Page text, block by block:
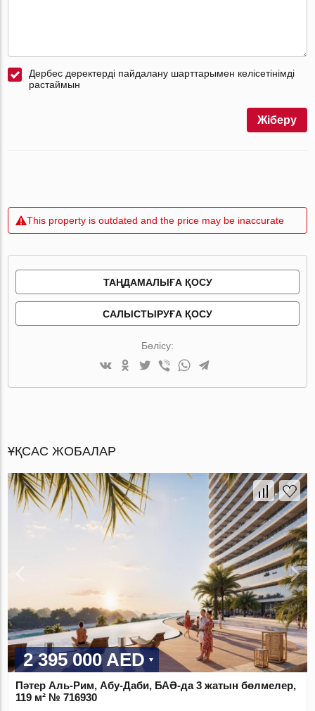
Дербес деректерді пайдалану шарттарымен келісетінімді
растаймын
Жіберу
This property is outdated and the price may be inaccurate
ТАҢДАМАЛЫҒА ҚОСУ
САЛЫСТЫРУҒА ҚОСУ
Бөлісу:
ҰҚСАС ЖОБАЛАР
2 395 000 AED
Пәтер Аль-Рим, Абу-Даби, БАӘ-да 3 жатын бөлмелер,
119 м² № 716930